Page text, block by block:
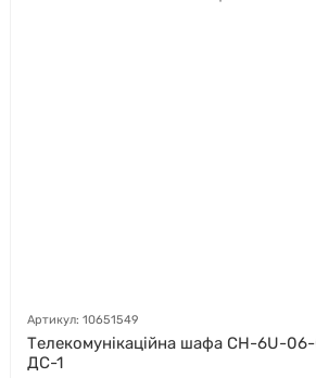
Артикул: 10651549
Телекомунікаційна шафа СН-6U-
ДС-1